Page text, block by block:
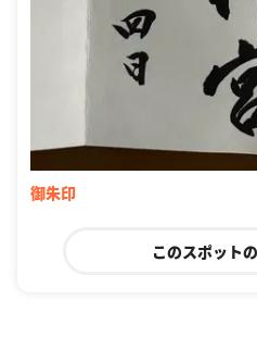
御朱印
このスポット